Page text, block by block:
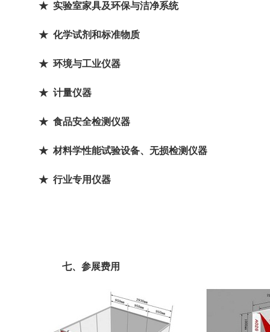
★ 实验室家具及环保与洁净系统
★ 化学试剂和标准物质
★ 环境与工业仪器
★ 计量仪器
★ 食品安全检测仪器
★ 材料学性能试验设备、无损检测仪器
★ 行业专用仪器
七、参展费用